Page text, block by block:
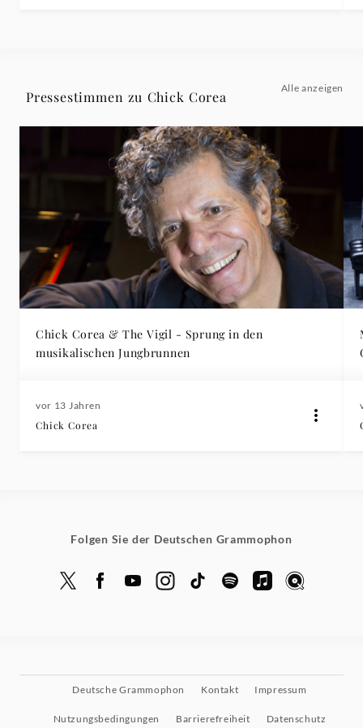
Pressestimmen zu Chick Corea
Alle anzeigen
Chick Corea & The Vigil - Sprung in den
musikalischen Jungbrunnen
vor 13 Jahren
Chick Corea
Folgen Sie der Deutschen Grammophon
Deutsche Grammophon Kontakt Impressum
Nutzungsbedingungen Barrierefreiheit Datenschutz